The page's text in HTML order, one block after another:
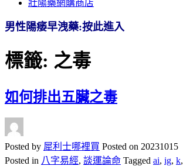
壯陽藥網購商店
男性陽痿早洩藥:按此進入
標籤: 之毒
如何排出五臟之毒
Posted by 犀利士哪裡買 Posted on 20231015
Posted in 八字易經, 談運論命 Tagged ai, ig, k,